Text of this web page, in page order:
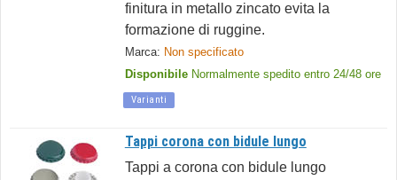
finitura in metallo zincato evita la
formazione di ruggine.
Marca: Non specificato
Disponibile Normalmente spedito entro 24/48 ore
Varianti
Tappi corona con bidule lungo
Tappi a corona con bidule lungo